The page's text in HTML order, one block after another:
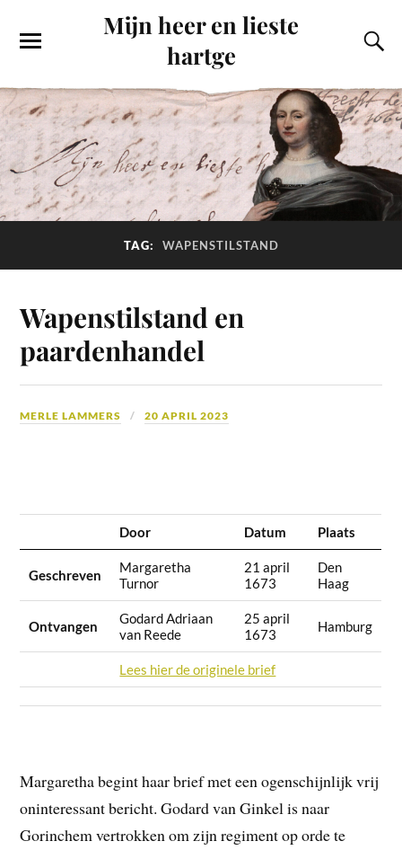
Mijn heer en lieste
hartge
TAG: WAPENSTILSTAND
Wapenstilstand en
paardenhandel
MERLE LAMMERS 20 APRIL 2023
Door Datum Plaats
Geschreven
Margaretha
Turnor
21 april
1673
Den
Haag
Ontvangen
Godard Adriaan
van Reede
25 april
1673
Hamburg
Lees hier de originele brief
Margaretha begint haar brief met een ogenschijnlijk vrij
oninteressant bericht. Godard van Ginkel is naar
Gorinchem vertrokken om zijn regiment op orde te